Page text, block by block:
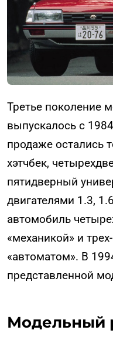
Третье поколение
выпускалось с
продаже остались
хэтчбек,
пятидверный
двигателями 1.3,
автомобиль
«механикой» и
«автоматом». В
представленной
Модельный